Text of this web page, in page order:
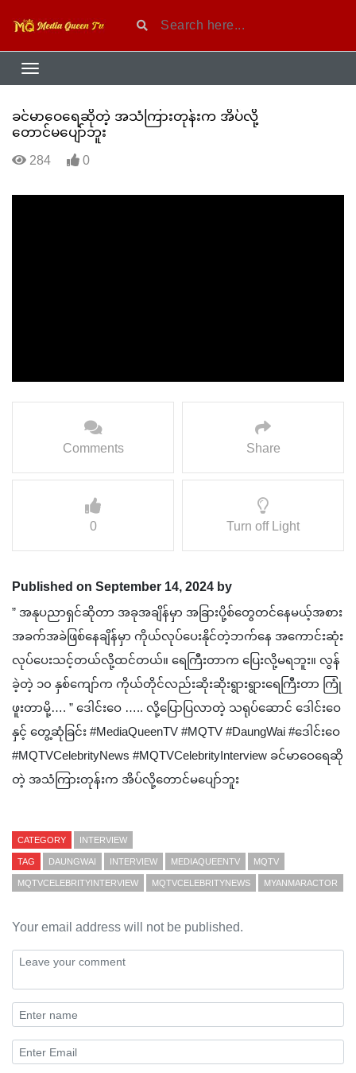
ခင်မာဝေရေဆိုတဲ့ အသံကြားတုန်းက အိပ်လို့
တောင်မပျော်ဘူး
284 0
Comments Share
0 Turn off Light
Published on September 14, 2024 by
” အနုပညာရှင်ဆိုတာ အခုအချိန်မှာ အခြားပို့စ်တွေတင်နေမယ့်အစား
အခက်အခဲဖြစ်နေချိန်မှာ ကိုယ်လုပ်ပေးနိုင်တဲ့ဘက်နေ အကောင်းဆုံး
လုပ်ပေးသင့်တယ်လို့ထင်တယ်။ ရေကြီးတာက ပြေးလို့မရဘူး။ လွန်
ခဲ့တဲ့ ၁၀ နှစ်ကျော်က ကိုယ်တိုင်လည်းဆိုးဆိုးရွားရွားရေကြီးတာ ကြုံ
ဖူးတာမို့…. ” ဒေါင်းဝေ ….. လို့ပြောပြလာတဲ့ သရုပ်ဆောင် ဒေါင်းဝေ
နှင့် တွေ့ဆုံခြင်း #MediaQueenTV #MQTV #DaungWai #ဒေါင်းဝေ
#MQTVCelebrityNews #MQTVCelebrityInterview ခင်မာဝေရေဆို
တဲ့ အသံကြားတုန်းက အိပ်လို့တောင်မပျော်ဘူး
CATEGORY INTERVIEW
TAG DAUNGWAI INTERVIEW MEDIAQUEENTV MQTV
MQTVCELEBRITYINTERVIEW MQTVCELEBRITYNEWS MYANMARACTOR
Your email address will not be published.